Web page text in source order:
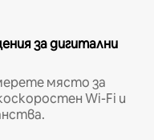
за дигитални
място за
Wi-Fi и